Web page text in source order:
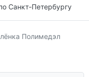
Санкт-Петербургу
Полимедэл